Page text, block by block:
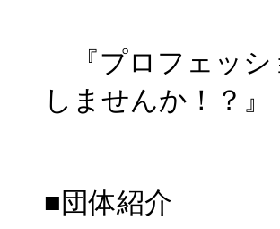
『プロフェッシ
しませんか！？』
■団体紹介